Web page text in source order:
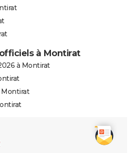
à Montirat
à Montirat
Montirat